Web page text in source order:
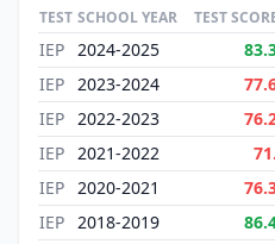
TEST SCHOOL YEAR TEST
IEP 2024-2025
IEP 2023-2024
IEP 2022-2023
IEP 2021-2022
IEP 2020-2021
IEP 2018-2019